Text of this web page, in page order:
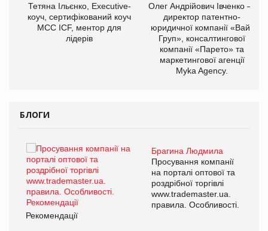
Тетяна Ільєнко, Executive-
коуч, сертифікований коуч
МСС ICF, ментор для
лідерів
Олег Андрійович Івченко —
директор патентно-
юридичної компанії «Вайз
Груп», консалтингової
компанії «Парето» та
маркетингової агенції
Myka Agency.
БЛОГИ
Брагина Людмила
Просування компанії
на порталі оптової та
роздрібної торгівлі
www.trademaster.ua.
правила. Особливості.
Рекомендації